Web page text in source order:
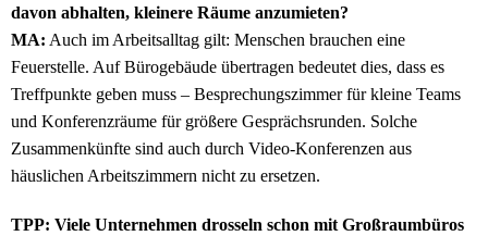
davon abhalten, kleinere Räume anzumieten?
MA: Auch im Arbeitsalltag gilt: Menschen brauchen eine
Feuerstelle. Auf Bürogebäude übertragen bedeutet dies, dass es
Treffpunkte geben muss – Besprechungszimmer für kleine Teams
und Konferenzräume für größere Gesprächsrunden. Solche
Zusammenkünfte sind auch durch Video-Konferenzen aus
häuslichen Arbeitszimmern nicht zu ersetzen.
TPP: Viele Unternehmen drosseln schon mit Großraumbüros